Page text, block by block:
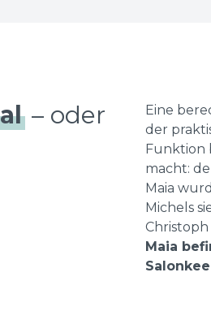
– oder
Eine
der
Funktion
macht:
Maia
Michels
Maia